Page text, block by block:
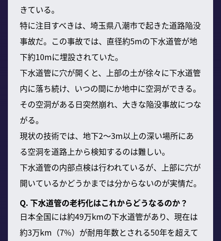
きている。
特に注目すべきは、埼玉県八潮市で起きた道路陥没
事故だ。この事故では、直径約5mの下水道管が地
下約10mに埋設されていた。
下水道管に穴が開くと、上部の土が徐々に下水道管
内に落ち続け、いつの間にか地中に空洞ができる。
その空洞がある日突然崩れ、大きな陥没事故につな
がる。
現状の技術では、地下2〜3m以上の深い場所にあ
る空洞を道路上から検知するのは難しい。
下水道管の内部点検は行われているが、上部に穴が
開いているかどうかまでは分からないのが実情だ。
Q. 下水道管の老朽化はこれからどうなるのか？
日本全国には約49万kmの下水道管があり、現在は
約3万km（7%）が耐用年数とされる50年を超えて